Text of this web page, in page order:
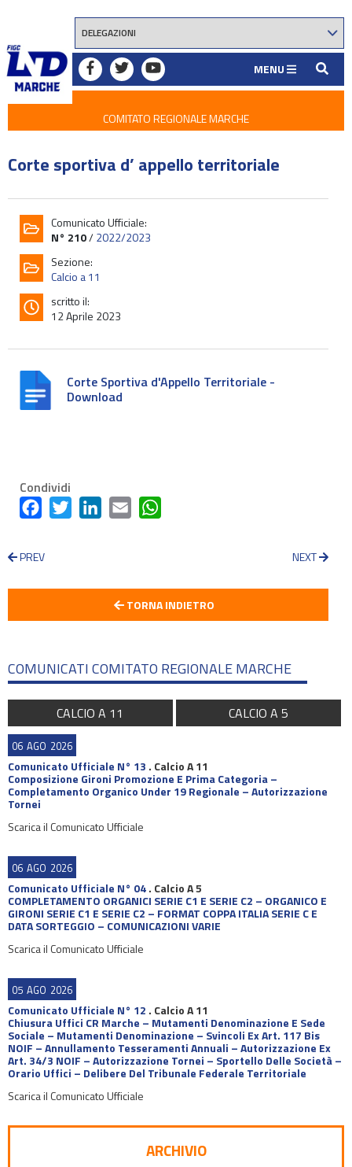
MENU
COMITATO REGIONALE MARCHE
Corte sportiva d’ appello territoriale
Comunicato Ufficiale:
N° 210/2022/2023
Sezione:
Calcio a 11
scritto il:
12 Aprile 2023
Corte Sportiva d'Appello Territoriale -
Download
Condividi
FacebookTwitter LinkedInEmail
PREV NEXT
TORNA INDIETRO
COMUNICATI COMITATO REGIONALE MARCHE
CALCIO A 11 CALCIO A 5
06 AGO 2026
Comunicato Ufficiale N° 13 . Calcio A 11
Composizione Gironi Promozione E Prima Categoria –
Completamento Organico Under 19 Regionale – Autorizzazione
Tornei
Scarica il Comunicato Ufficiale
06 AGO 2026
Comunicato Ufficiale N° 04. Calcio A 5
COMPLETAMENTO ORGANICI SERIE C1 E SERIE C2 – ORGANICO E
GIRONI SERIE C1 E SERIE C2 – FORMAT COPPA ITALIA SERIE C E
DATA SORTEGGIO – COMUNICAZIONI VARIE
Scarica il Comunicato Ufficiale
05 AGO 2026
Comunicato Ufficiale N° 12 . Calcio A 11
Chiusura Uffici CR Marche – Mutamenti Denominazione E Sede
Sociale – Mutamenti Denominazione – Svincoli Ex Art. 117 Bis
NOIF – Annullamento Tesseramenti Annuali – Autorizzazione Ex
Art. 34/3 NOIF – Autorizzazione Tornei – Sportello Delle Società –
Orario Uffici – Delibere Del Tribunale Federale Territoriale
Scarica il Comunicato Ufficiale
ARCHIVIO